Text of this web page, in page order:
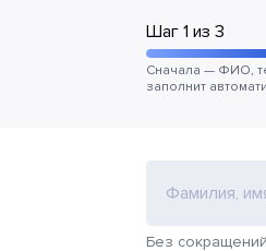
Шаг 1 из 3
Сначала — ФИО,
заполнит
Фамилия,
Без